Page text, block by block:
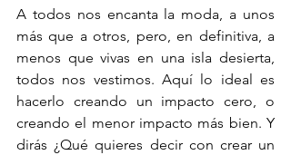
A todos nos encanta la moda, a unos
más que a otros, pero, en definitiva, a
menos que vivas en una isla desierta,
todos nos vestimos. Aquí lo ideal es
hacerlo creando un impacto cero, o
creando el menor impacto más bien. Y
dirás ¿Qué quieres decir con crear un